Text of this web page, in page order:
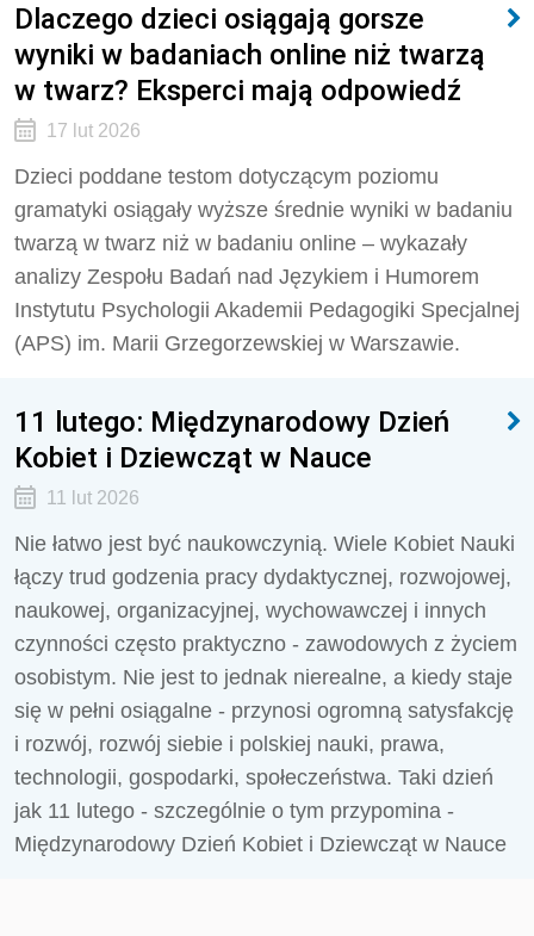
Dlaczego dzieci osiągają gorsze
wyniki w badaniach online niż twarzą
w twarz? Eksperci mają odpowiedź
17 lut 2026
Dzieci poddane testom dotyczącym poziomu
gramatyki osiągały wyższe średnie wyniki w badaniu
twarzą w twarz niż w badaniu online – wykazały
analizy Zespołu Badań nad Językiem i Humorem
Instytutu Psychologii Akademii Pedagogiki Specjalnej
(APS) im. Marii Grzegorzewskiej w Warszawie.
11 lutego: Międzynarodowy Dzień
Kobiet i Dziewcząt w Nauce
11 lut 2026
Nie łatwo jest być naukowczynią. Wiele Kobiet Nauki
łączy trud godzenia pracy dydaktycznej, rozwojowej,
naukowej, organizacyjnej, wychowawczej i innych
czynności często praktyczno - zawodowych z życiem
osobistym. Nie jest to jednak nierealne, a kiedy staje
się w pełni osiągalne - przynosi ogromną satysfakcję
i rozwój, rozwój siebie i polskiej nauki, prawa,
technologii, gospodarki, społeczeństwa. Taki dzień
jak 11 lutego - szczególnie o tym przypomina -
Międzynarodowy Dzień Kobiet i Dziewcząt w Nauce